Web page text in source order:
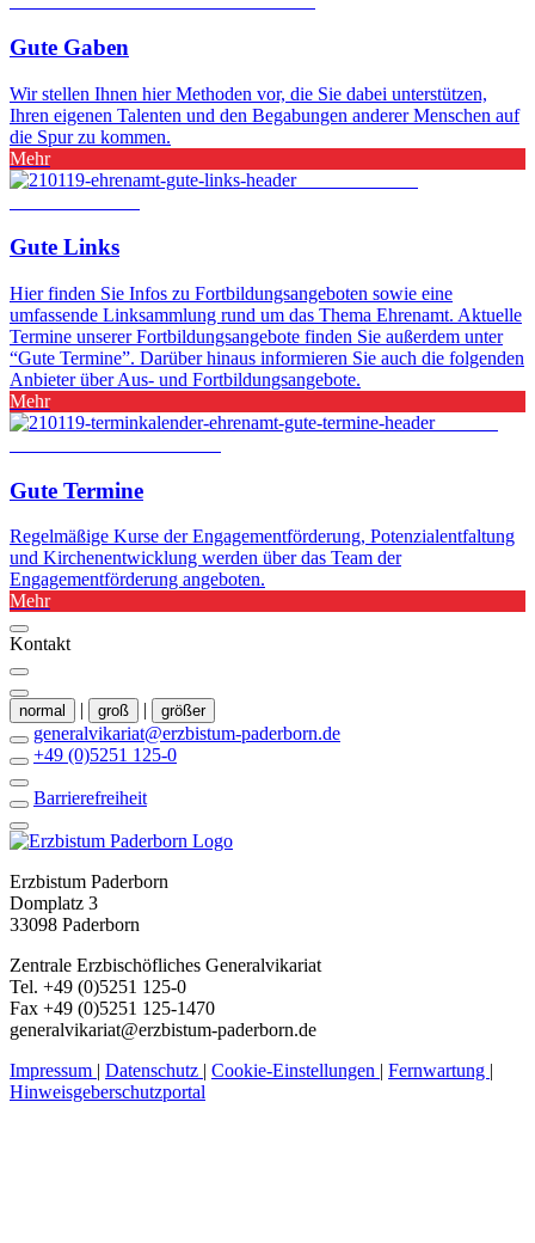
Gute Gaben
Wir stellen Ihnen hier Methoden vor, die Sie dabei unterstützen,
Ihren eigenen Talenten und den Begabungen anderer Menschen auf
die Spur zu kommen.
Mehr
Gute Links
Hier finden Sie Infos zu Fortbildungsangeboten sowie eine
umfassende Linksammlung rund um das Thema Ehrenamt. Aktuelle
Termine unserer Fortbildungsangebote finden Sie außerdem unter
“Gute Termine”. Darüber hinaus informieren Sie auch die folgenden
Anbieter über Aus- und Fortbildungsangebote.
Mehr
Gute Termine
Regelmäßige Kurse der Engagementförderung, Potenzialentfaltung
und Kirchenentwicklung werden über das Team der
Engagementförderung angeboten.
Mehr
Kontakt
normal | groß | größer
generalvikariat@erzbistum-paderborn.de
+49 (0)5251 125-0
Barrierefreiheit
Erzbistum Paderborn
Domplatz 3
33098 Paderborn
Zentrale Erzbischöfliches Generalvikariat
Tel. +49 (0)5251 125-0
Fax +49 (0)5251 125-1470
generalvikariat@erzbistum-paderborn.de
Impressum | Datenschutz | Cookie-Einstellungen | Fernwartung |
Hinweisgeberschutzportal